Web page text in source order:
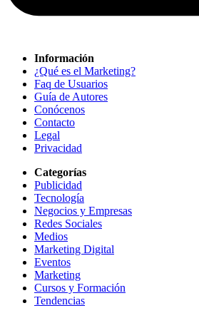
Información
¿Qué es el Marketing?
Faq de Usuarios
Guía de Autores
Conócenos
Contacto
Legal
Privacidad
Categorías
Publicidad
Tecnología
Negocios y Empresas
Redes Sociales
Medios
Marketing Digital
Eventos
Marketing
Cursos y Formación
Tendencias